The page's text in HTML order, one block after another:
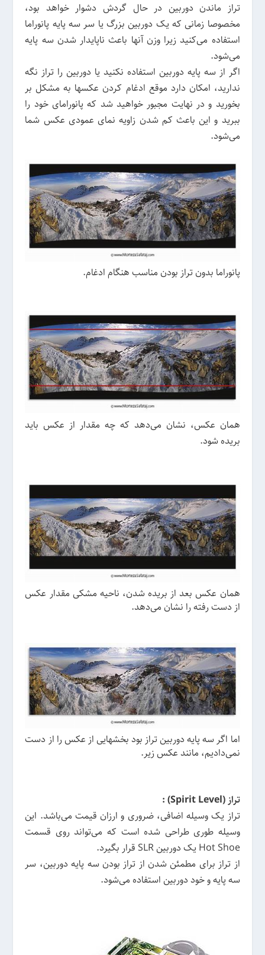
تراز ماندن دوربین در حال گردش دشوار خواهد بود،
مخصوصا زمانی که یک دوربین بزرگ یا سر سه پایه پانوراما
استفاده می‌کنید زیرا وزن آنها باعث ناپایدار شدن سه پایه
می‌شود.
اگر از سه پایه دوربین استفاده نکنید یا دوربین را تراز نگه
ندارید، امکان دارد موقع ادغام کردن عکسها به مشکل بر
بخورید و در نهایت مجبور خواهید شد که پانورامای خود را
ببرید و این باعث کم شدن زاویه نمای عمودی عکس شما
می‌شود.
پانوراما بدون تراز بودن مناسب هنگام ادغام.
همان عکس، نشان می‌دهد که چه مقدار از عکس باید
بریده شود.
همان عکس بعد از بریده شدن، ناحیه مشکی مقدار عکس
از دست رفته را نشان می‌دهد.
اما اگر سه پایه دوربین تراز بود بخشهایی از عکس را از دست
نمی‌دادیم، مانند عکس زیر.
تراز (Spirit Level) :
تراز یک وسیله اضافی، ضروری و ارزان قیمت می‌باشد. این
وسیله طوری طراحی شده است که می‌تواند روی قسمت
Hot Shoe یک دوربین SLR قرار بگیرد.
از تراز برای مطمئن شدن از تراز بودن سه پایه دوربین، سر
سه پایه و خود دوربین استفاده می‌شود.